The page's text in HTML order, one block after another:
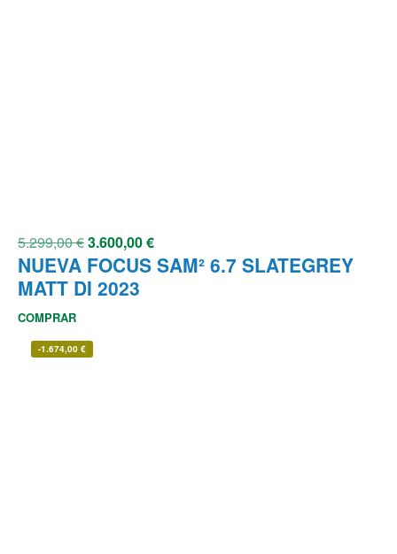
5.299,00€3.600,00€
NUEVA FOCUS SAM² 6.7 SLATEGREY
MATT DI 2023
COMPRAR
-1.674,00 €